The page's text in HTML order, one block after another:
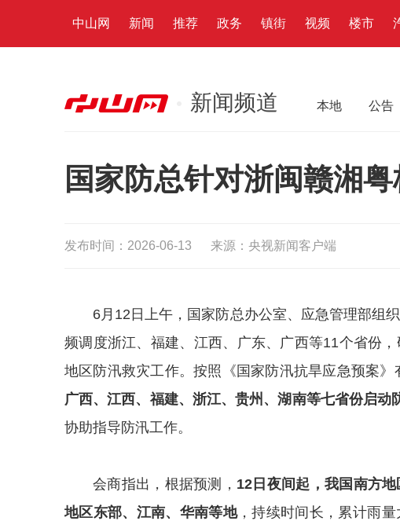
中山网 新闻 推荐 政务 镇街 视频 楼市
新闻频道 本地 公告
国家防总针对浙闽赣湘
发布时间：2026-06-13 来源：央视新闻客户端
6月12日上午，国家防总办公室、应急管理部组
频调度浙江、福建、江西、广东、广西等11个省份
地区防汛救灾工作。按照《国家防汛抗旱应急预案》
广西、江西、福建、浙江、贵州、湖南等七省份启动
协助指导防汛工作。
会商指出，根据预测， 12日夜间起，我国南方
地区东部、江南、华南等地，持续时间长，累计雨